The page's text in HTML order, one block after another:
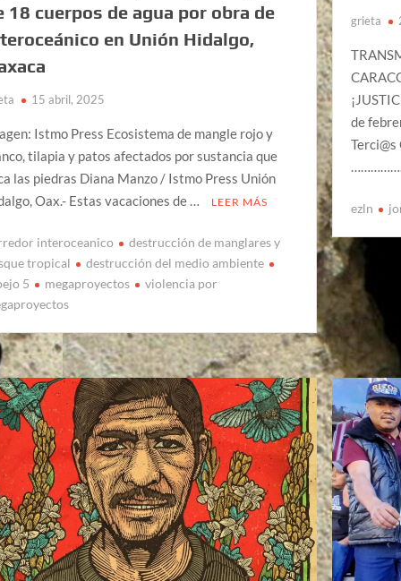
18 cuerpos de agua por obra de
en Unión Hidalgo,
15 abril, 2025
Istmo Press Ecosistema de mangle rojo y
tilapia y patos afectados por sustancia que
las piedras Diana Manzo / Istmo Press Unión
Oax.- Estas vacaciones de …
LEER MÁS
interoceanico
destrucción de manglares y
tropical
destrucción del medio ambiente
5
megaproyectos
violencia por
grieta
de
ezln